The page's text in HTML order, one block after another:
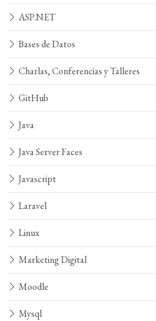
ASP.NET
Bases de Datos
Charlas, Conferencias y Talleres
GitHub
Java
Java Server Faces
Javascript
Laravel
Linux
Marketing Digital
Moodle
Mysql